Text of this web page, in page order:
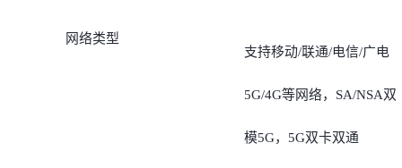
网络类型
支持移动/联通/电信/广电
5G/4G等网络，SA/NSA双
模5G，5G双卡双通